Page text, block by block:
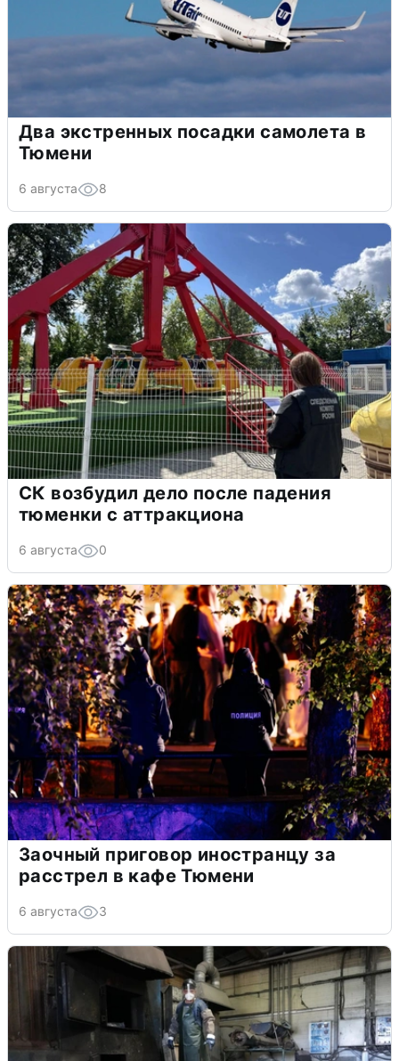
Два экстренных посадки самолета в
Тюмени
6 августа 8
СК возбудил дело после падения
тюменки с аттракциона
6 августа 0
Заочный приговор иностранцу за
расстрел в кафе Тюмени
6 августа 3